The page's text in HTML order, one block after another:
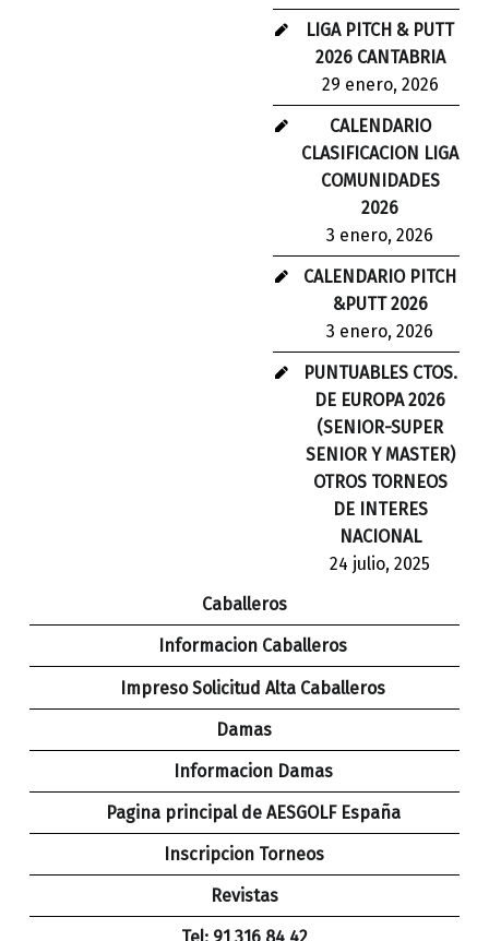
LIGA PITCH & PUTT
2026 CANTABRIA
29 enero, 2026
CALENDARIO
CLASIFICACION LIGA
COMUNIDADES
2026
3 enero, 2026
CALENDARIO PITCH
&PUTT 2026
3 enero, 2026
PUNTUABLES CTOS.
DE EUROPA 2026
(SENIOR-SUPER
SENIOR Y MASTER)
OTROS TORNEOS
DE INTERES
NACIONAL
24 julio, 2025
Caballeros
Informacion Caballeros
Impreso Solicitud Alta Caballeros
Damas
Informacion Damas
Pagina principal de AESGOLF España
Inscripcion Torneos
Revistas